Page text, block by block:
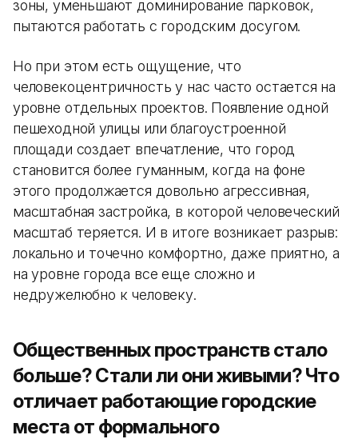
зоны, уменьшают доминирование парковок,
пытаются работать с городским досугом.
Но при этом есть ощущение, что
человекоцентричность у нас часто остается на
уровне отдельных проектов. Появление одной
пешеходной улицы или благоустроенной
площади создает впечатление, что город
становится более гуманным, когда на фоне
этого продолжается довольно агрессивная,
масштабная застройка, в которой человеческий
масштаб теряется. И в итоге возникает разрыв:
локально и точечно комфортно, даже приятно, а
на уровне города все еще сложно и
недружелюбно к человеку.
Общественных пространств стало
больше? Стали ли они живыми? Что
отличает работающие городские
места от формального